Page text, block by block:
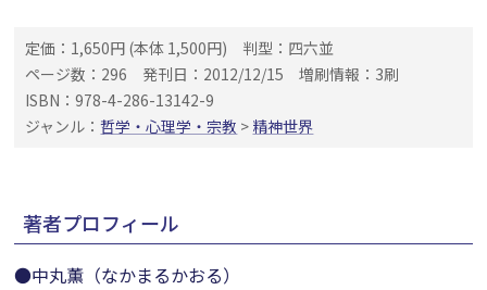
定価：1,650円 (本体 1,500円)
判型：四六並
ページ数：296
発刊日：2012/12/15
増刷情報：3刷
ISBN：978-4-286-13142-9
ジャンル：哲学・心理学・宗教 > 精神世界
著者プロフィール
●中丸薫（なかまるかおる）